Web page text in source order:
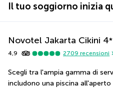
Il tuo soggiorno inizia
Novotel Jakarta Cikini 4*
4,9 2709 recensioni
Scegli tra l'ampia gamma di
includono una piscina